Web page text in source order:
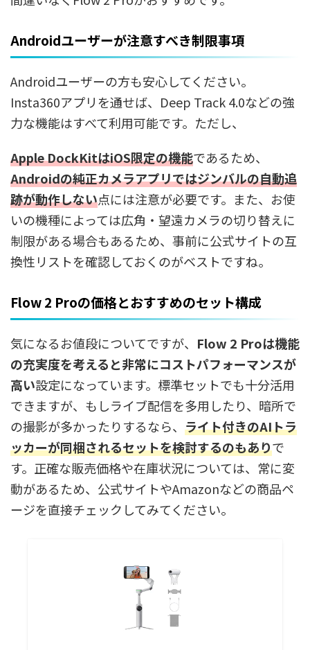
Androidユーザーが注意すべき制限事項
Androidユーザーの方も安心してください。
Insta360アプリを通せば、Deep Track 4.0などの強
力な機能はすべて利用可能です。ただし、
Apple DockKitはiOS限定の機能であるため、
Androidの純正カメラアプリではジンバルの自動追
跡が動作しない点には注意が必要です。また、お使
いの機種によっては広角・望遠カメラの切り替えに
制限がある場合もあるため、事前に公式サイトの互
換性リストを確認しておくのがベストですね。
Flow 2 Proの価格とおすすめのセット構成
気になるお値段についてですが、 Flow 2 Proは機能
の充実度を考えると非常にコストパフォーマンスが
高い設定になっています。標準セットでも十分活用
できますが、もしライブ配信を多用したり、暗所で
の撮影が多かったりするなら、 ライト付きのAIトラ
ッカーが同梱されるセットを検討するのもありで
す。正確な販売価格や在庫状況については、常に変
動があるため、公式サイトやAmazonなどの商品ペ
ージを直接チェックしてみてください。